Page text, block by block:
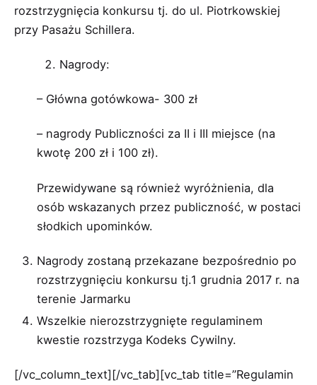
rozstrzygnięcia konkursu tj. do ul. Piotrkowskiej
przy Pasażu Schillera.
Nagrody:
– Główna gotówkowa- 300 zł
– nagrody Publiczności za II i III miejsce (na
kwotę 200 zł i 100 zł).
Przewidywane są również wyróżnienia, dla
osób wskazanych przez publiczność, w postaci
słodkich upominków.
Nagrody zostaną przekazane bezpośrednio po
rozstrzygnięciu konkursu tj.1 grudnia 2017 r. na
terenie Jarmarku
Wszelkie nierozstrzygnięte regulaminem
kwestie rozstrzyga Kodeks Cywilny.
[/vc_column_text][/vc_tab][vc_tab title=”Regulamin